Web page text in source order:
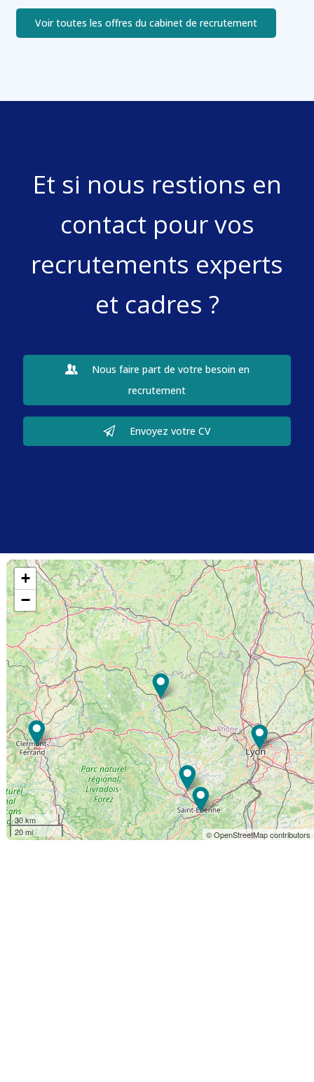
Voir toutes les offres du cabinet de recrutement
Et si nous restions en
contact pour vos
recrutements experts
et cadres ?
Nous faire part de votre besoin en
recrutement
Envoyez votre CV
+
−
30 km
20 mi
© OpenStreetMap contributors